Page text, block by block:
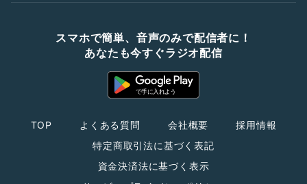
スマホで簡単、音声のみで配信者に！
あなたも今すぐラジオ配信
TOP よくある質問 会社概要
採用情報
特定商取引法に基づく表記
資金決済法に基づく表示